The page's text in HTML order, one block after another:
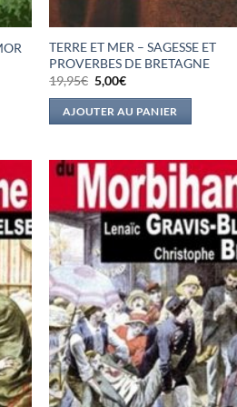
TERRE ET MER – SAGESSE ET
PROVERBES DE BRETAGNE
19,95€ Le
prix
initial
était :
5,00€Le
actuel
est :
AJOUTER AU PANIER